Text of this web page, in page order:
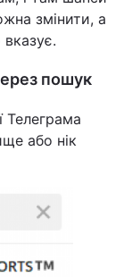
змінити, а
пошук
Телеграма
або нік